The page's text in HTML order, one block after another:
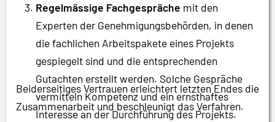
Regelmässige Fachgespräche mit den
Experten der Genehmigungsbehörden, in denen
die fachlichen Arbeitspakete eines Projekts
gespiegelt sind und die entsprechenden
Gutachten erstellt werden. Solche Gespräche
vermitteln Kompetenz und ein ernsthaftes
Interesse an der Durchführung des Projekts.
Beiderseitiges Vertrauen erleichtert letzten Endes die
Zusammenarbeit und beschleunigt das Verfahren.